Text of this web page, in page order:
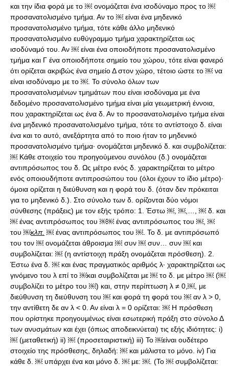
και την ίδια φορά με το ￼ ονομάζεται ένα ισοδύναμο προς το ￼
προσανατολισμένο τμήμα. Αν το ￼ είναι ένα μηδενικό
προσανατολισμένο τμήμα, τότε κάθε άλλο μηδενικό
προσανατολισμένο ευθύγραμμο τμήμα χαρακτηρίζεται ως
ισοδύναμό του. Αν ￼ είναι ένα οποιοδήποτε προσανατολισμένο
τμήμα και Γ ένα οποιοδήποτε σημείο του χώρου, τότε είναι φανερό
ότι ορίζεται ακριβώς ένα σημείο Δ στον χώρο, τέτοιο ώστε το ￼ να
είναι ισοδύναμο με το ￼. Το σύνολο όλων των
προσανατολισμένων τμημάτων που είναι ισοδύναμα με ένα
δεδομένο προσανατολισμένο τμήμα είναι μία γεωμετρική έννοια,
που χαρακτηρίζεται ως ένα δ. Αν το προσανατολισμένο τμήμα είναι
ένα μηδενικό προσανατολισμένο τμήμα, τότε το αντίστοιχο δ. είναι
ένα και το αυτό, ανεξάρτητα από το ποιο ήταν το μηδενικό
προσανατολισμένο τμήμα· ονομάζεται μηδενικό δ. και συμβολίζεται:
￼ Κάθε στοιχείο του προηγούμενου συνόλου (δ.) ονομάζεται
αντιπρόσωπος του δ. Ως μέτρο ενός δ. χαρακτηρίζεται το μέτρο
ενός οποιουδήποτε αντιπροσώπου του (όλοι έχουν το ίδιο μέτρο)·
όμοια ορίζεται η διεύθυνση και η φορά του δ. (όταν δεν πρόκειται
για το μηδενικό δ.). Στο σύνολο των δ. ορίζονται δύο νόμοι
σύνθεσης (πράξεις) με τον εξής τρόπο: 1. Έστω ￼, ￼,…, ￼ δ. και
￼ ένας αντιπρόσωπος του ￼￼ ένας αντιπρόσωπος του ￼, ￼
του ￼κλπ. ￼ ένας αντιπρόσωπος του ￼. Το δ. με αντιπρόσωπό
του τον ￼ ονομάζεται άθροισμα ￼ συν ￼ συν… συν ￼ και
συμβολίζεται: ￼ (η αντίστοιχη πράξη ονομάζεται πρόσθεση). 2.
Έστω ένα δ. ￼ και ένας πραγματικός αριθμός λ· χαρακτηρίζεται ως
γινόμενο του λ επί το ￼και συμβολίζεται με ￼ το δ. με μέτρο ￼ (￼
συμβολίζει το μέτρο του ￼) και, στην περίπτωση λ ≠ 0,￼, με
διεύθυνση τη διεύθυνση του ￼ και φορά τη φορά του ￼ αν λ > 0,
την αντίθετη δε αν λ < 0. Αν είναι λ = 0 ορίζεται: ￼ Η πρόσθεση
που ορίστηκε προηγουμένως είναι εσωτερική πράξη στο σύνολο Δ
των ανυσμάτων και έχει (όπως αποδεικνύεται) τις εξής ιδιότητες: i)
￼ (μεταθετική) ii) ￼ (προσεταιριστική) iii) To ￼είναι ουδέτερο
στοιχείο της πρόσθεσης, δηλαδή: ￼ και μάλιστα το μόνο. iv) Για
κάθε δ. ￼ υπάρχει ένα και μόνο δ. ￼ με: ￼. (Το ￼ συμβολίζεται: